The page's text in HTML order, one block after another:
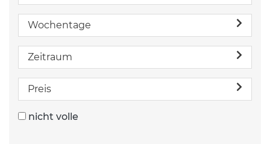
Wochentage
Zeitraum
Preis
nicht volle